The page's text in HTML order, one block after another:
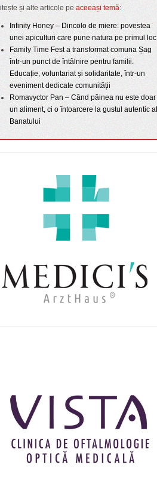
și alte articole pe aceeași temă:
Infinity Honey – Dincolo de miere: povestea
unei apiculturi care pune natura pe primul loc
Family Time Fest a transformat comuna Șag
într-un punct de întâlnire pentru familii.
Educație, voluntariat și solidaritate, într-un
eveniment dedicate comunității
Romavyctor Pan – Când pâinea nu este doar
un aliment, ci o întoarcere la gustul autentic al
Banatului